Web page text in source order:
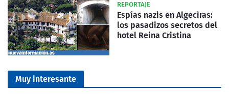
REPORTAJE
Espías nazis en Algeciras:
los pasadizos secretos del
hotel Reina Cristina
Muy interesante